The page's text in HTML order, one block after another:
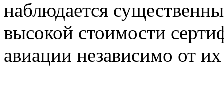
наблюдается
высокой стоимости
авиации независимо от